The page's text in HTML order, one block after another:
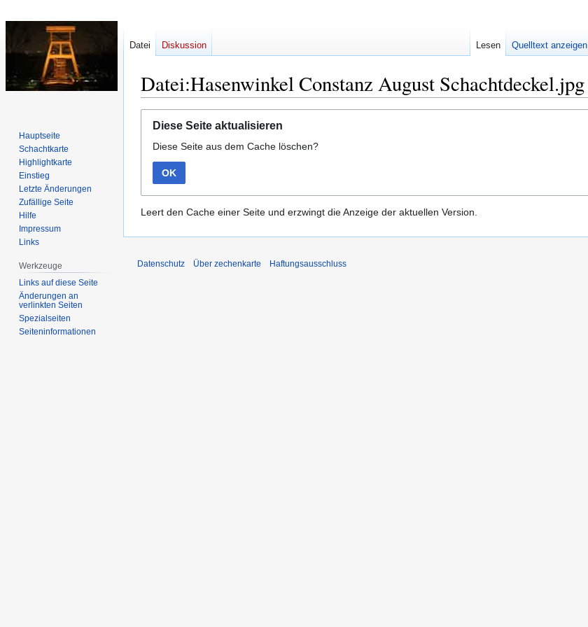
Datei:Hasenwinkel Constanz August Schachtdeckel.jpg
Navigation
springen
Suche
springen
Diese Seite aktualisieren
Diese Seite aus dem Cache löschen?
OK
Leert den Cache einer Seite und erzwingt die Anzeige der aktuellen Version.
Datei Diskussion Lesen Quelltext anzeigen
Hauptseite
Schachtkarte
Highlightkarte
Einstieg
Letzte Änderungen
Zufällige Seite
Hilfe
Impressum
Links
Werkzeuge
Links auf diese Seite
Änderungen an
verlinkten Seiten
Spezialseiten
Seiten­­informationen
Datenschutz Über zechenkarte Haftungsausschluss